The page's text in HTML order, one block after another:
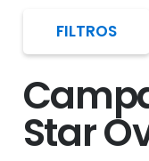
Star
FILTROS